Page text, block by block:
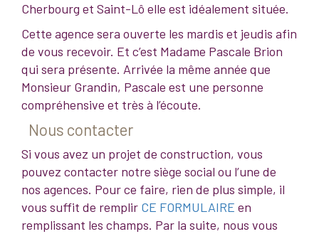
Cherbourg et Saint-Lô elle est idéalement située.
Cette agence sera ouverte les mardis et jeudis afin
de vous recevoir. Et c’est Madame Pascale Brion
qui sera présente. Arrivée la même année que
Monsieur Grandin, Pascale est une personne
compréhensive et très à l’écoute.
Nous contacter
Si vous avez un projet de construction, vous
pouvez contacter notre siège social ou l’une de
nos agences. Pour ce faire, rien de plus simple, il
vous suffit de remplir CE FORMULAIRE en
remplissant les champs. Par la suite, nous vous